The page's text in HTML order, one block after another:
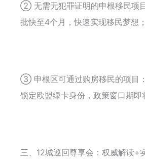
② 无需无犯罪证明的申根移民项
批快至4个月，快速实现移民梦想；
③ 申根区可通过购房移民的项目
锁定欧盟绿卡身份，政策窗口期即
三、12城巡回尊享会：权威解读+